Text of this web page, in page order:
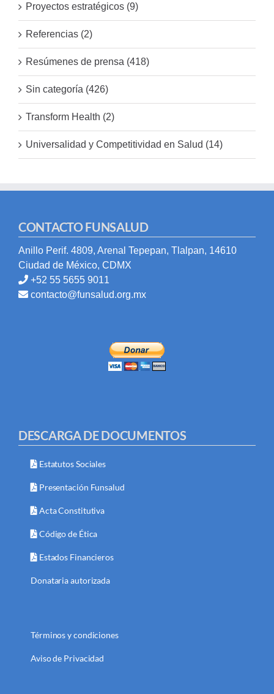
Proyectos estratégicos (9)
Referencias (2)
Resúmenes de prensa (418)
Sin categoría (426)
Transform Health (2)
Universalidad y Competitividad en Salud (14)
CONTACTO FUNSALUD
Anillo Perif. 4809, Arenal Tepepan, Tlalpan, 14610
Ciudad de México, CDMX
+52 55 5655 9011
contacto@funsalud.org.mx
DESCARGA DE DOCUMENTOS
Estatutos Sociales
Presentación Funsalud
Acta Constitutiva
Código de Ética
Estados Financieros
Donataria autorizada
Términos y condiciones
Aviso de Privacidad